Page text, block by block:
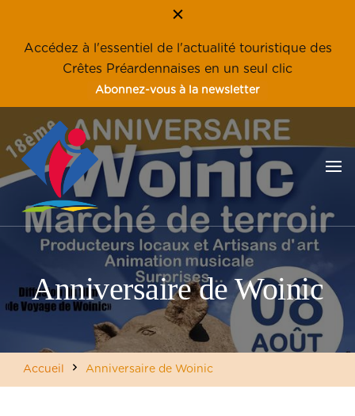
Accédez à l'essentiel de l'actualité touristique des
Crêtes Préardennaises en un seul clic
Abonnez-vous à la newsletter
Tourisme en Crêtes
Préardennaises – Ardennes
Les Crêtes Préardennaises, une destination familiale, nature et
éco-tourisme
Anniversaire de Woinic
Accueil Anniversaire de Woinic